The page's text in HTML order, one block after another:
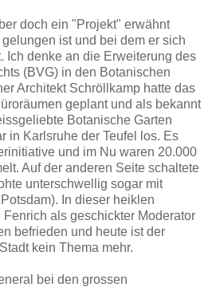
doch ein "Projekt" erwähnt
ist und bei dem er sich
Ich denke an die Erweiterung des
(BVG) in den Botanischen
Architekt Schröllkamp hatte das
geplant und als bekannt
Botanische Garten
in Karlsruhe der Teufel los. Es
und im Nu waren 20.000
Auf der anderen Seite schaltete
unterschwellig sogar mit
In dieser heiklen
als geschickter Moderator
befrieden und heute ist der
kein Thema mehr.
bei den grossen